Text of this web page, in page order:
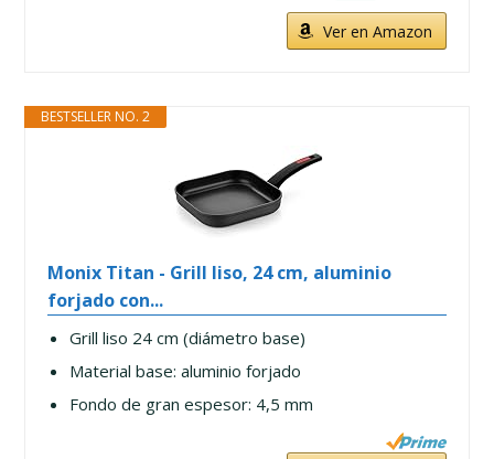
Ver en Amazon
BESTSELLER NO. 2
Monix Titan - Grill liso, 24 cm, aluminio
forjado con...
Grill liso 24 cm (diámetro base)
Material base: aluminio forjado
Fondo de gran espesor: 4,5 mm